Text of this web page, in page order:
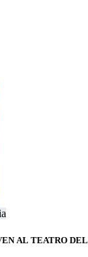
AL TEATRO DEL